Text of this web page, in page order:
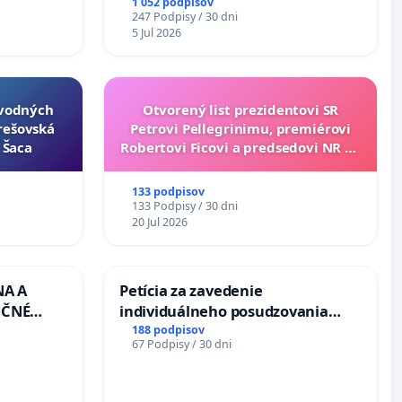
247 Podpisy / 30 dni
5 Jul 2026
Otvorený list prezidentovi SR
Petrovi Pellegrinimu, premiérovi
Robertovi Ficovi a predsedovi NR SR
133 podpisov
133 Podpisy / 30 dni
20 Jul 2026
A
Petícia za zavedenie
individuálneho posudzovania
zdravotnej spôsobilosti osôb s
diabetom 1. a 2. typu pri prijímaní
188 podpisov
67 Podpisy / 30 dni